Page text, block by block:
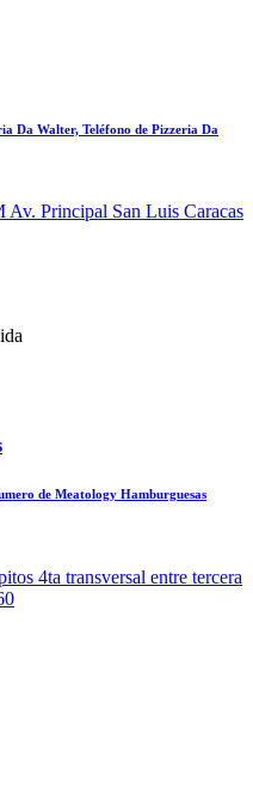
Da Walter, Teléfono de Pizzeria Da
Principal San Luis Caracas
de Meatology Hamburguesas
4ta transversal entre tercera